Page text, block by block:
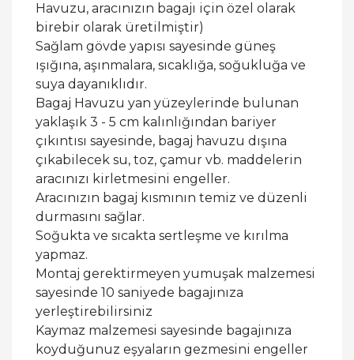
Havuzu, aracınızın bagajı için özel olarak
birebir olarak üretilmiştir)
Sağlam gövde yapısı sayesinde güneş
ışığına, aşınmalara, sıcaklığa, soğukluğa ve
suya dayanıklıdır.
Bagaj Havuzu yan yüzeylerinde bulunan
yaklaşık 3 - 5 cm kalınlığından bariyer
çıkıntısı sayesinde, bagaj havuzu dışına
çıkabilecek su, toz, çamur vb. maddelerin
aracınızı kirletmesini engeller.
Aracınızın bagaj kısmının temiz ve düzenli
durmasını sağlar.
Soğukta ve sıcakta sertleşme ve kırılma
yapmaz.
Montaj gerektirmeyen yumuşak malzemesi
sayesinde 10 saniyede bagajınıza
yerleştirebilirsiniz
Kaymaz malzemesi sayesinde bagajınıza
koyduğunuz eşyaların gezmesini engeller